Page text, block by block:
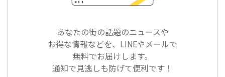
あなたの街の話題のニュースや
お得な情報などを、LINEやメールで
無料でお届けします。
通知で見逃しも防げて便利です！